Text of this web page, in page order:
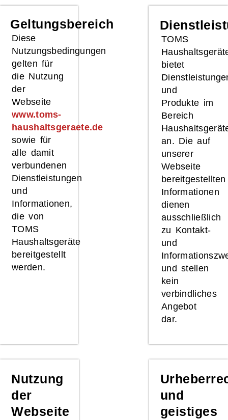
Geltungsbereich
Diese
Nutzungsbedingungen
gelten für
die Nutzung
der
Webseite
www.toms-
haushaltsgeraete.de
sowie für
alle damit
verbundenen
Dienstleistungen
und
Informationen,
die von
TOMS
Haushaltsgeräte
bereitgestellt
werden.
TOMS
bietet
und
Produkte im
Bereich
an. Die auf
unserer
Webseite
bereitgestellten
Informationen
dienen
ausschließlich
zu Kontakt-
und
und stellen
kein
verbindliches
Angebot
dar.
Nutzung
der
Webseite
und
geistiges